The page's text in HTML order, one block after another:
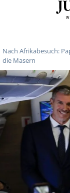
Nach Afrikabesuch:
die Masern